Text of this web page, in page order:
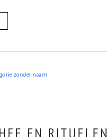
zonder naam
EN RITUELEN